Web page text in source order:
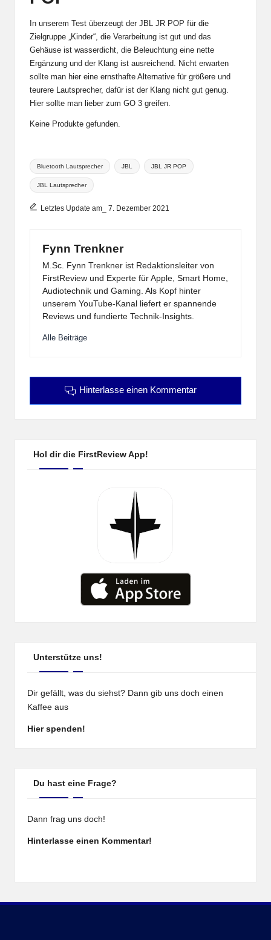
In unserem Test überzeugt der JBL JR POP für die
Zielgruppe „Kinder“, die Verarbeitung ist gut und das
Gehäuse ist wasserdicht, die Beleuchtung eine nette
Ergänzung und der Klang ist ausreichend. Nicht erwarten
sollte man hier eine ernsthafte Alternative für größere und
teurere Lautsprecher, dafür ist der Klang nicht gut genug.
Hier sollte man lieber zum GO 3 greifen.
Keine Produkte gefunden.
Tags:
Bluetooth Lautsprecher JBL JBL JR POP
JBL Lautsprecher
Letztes Update am_ 7. Dezember 2021
Fynn Trenkner
M.Sc. Fynn Trenkner ist Redaktionsleiter von
FirstReview und Experte für Apple, Smart Home,
Audiotechnik und Gaming. Als Kopf hinter
unserem YouTube-Kanal liefert er spannende
Reviews und fundierte Technik-Insights.
Alle Beiträge
Hinterlasse einen Kommentar
Hol dir die FirstReview App!
Unterstütze uns!
Dir gefällt, was du siehst? Dann gib uns doch einen
Kaffee aus
Hier spenden!
Du hast eine Frage?
Dann frag uns doch!
Hinterlasse einen Kommentar!